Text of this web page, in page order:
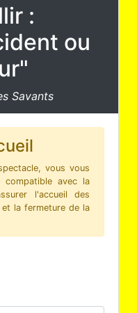
:
ou
Savants
vous vous
avec la
l'accueil des
la fermeture de la